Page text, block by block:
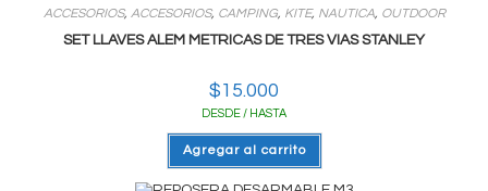
ACCESORIOS, ACCESORIOS, CAMPING, KITE, NAUTICA, OUTDOOR
SET LLAVES ALEM METRICAS DE TRES VIAS STANLEY
$15.000
DESDE / HASTA
Agregar al carrito